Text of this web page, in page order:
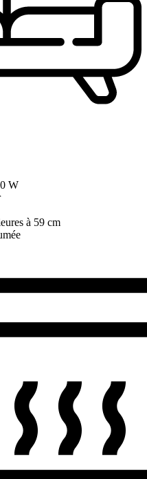
W
à 59 cm